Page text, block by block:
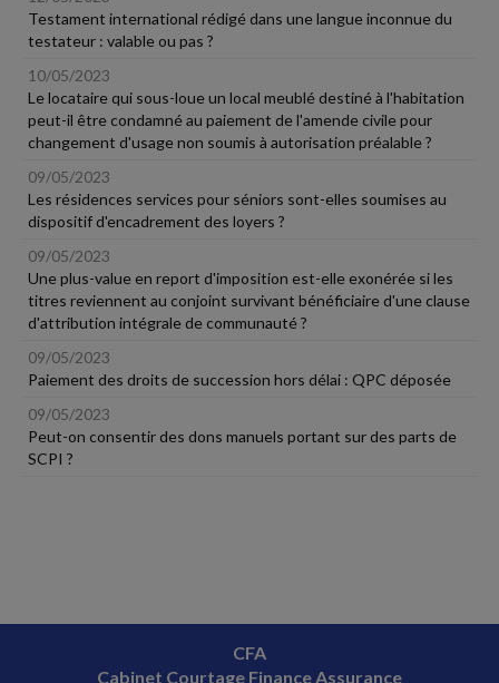
Testament international rédigé dans une langue inconnue du
testateur : valable ou pas ?
10/05/2023
Le locataire qui sous-loue un local meublé destiné à l'habitation
peut-il être condamné au paiement de l'amende civile pour
changement d'usage non soumis à autorisation préalable ?
09/05/2023
Les résidences services pour séniors sont-elles soumises au
dispositif d'encadrement des loyers ?
09/05/2023
Une plus-value en report d'imposition est-elle exonérée si les
titres reviennent au conjoint survivant bénéficiaire d'une clause
d'attribution intégrale de communauté ?
09/05/2023
Paiement des droits de succession hors délai : QPC déposée
09/05/2023
Peut-on consentir des dons manuels portant sur des parts de
SCPI ?
CFA
Cabinet Courtage Finance Assurance